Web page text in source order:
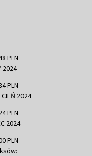
PLN
2024
PLN
2024
PLN
2024
PLN